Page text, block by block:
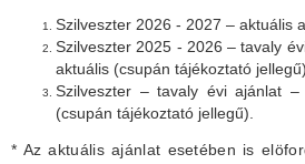
Szilveszter 2026 - 2027 – aktuális
Szilveszter 2025 - 2026 – tavaly
aktuális (csupán tájékoztató jellegű).
Szilveszter – tavaly évi ajánlat
(csupán tájékoztató jellegű).
* Az aktuális ajánlat esetében is